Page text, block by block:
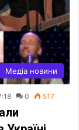
Медіа новини
0 517